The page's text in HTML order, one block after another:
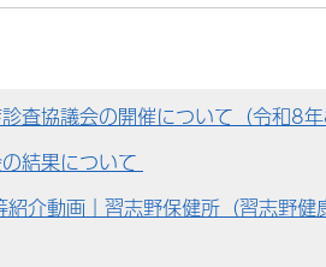
査協議会の開催について（令和8
結果について
介動画｜習志野保健所（習志野健